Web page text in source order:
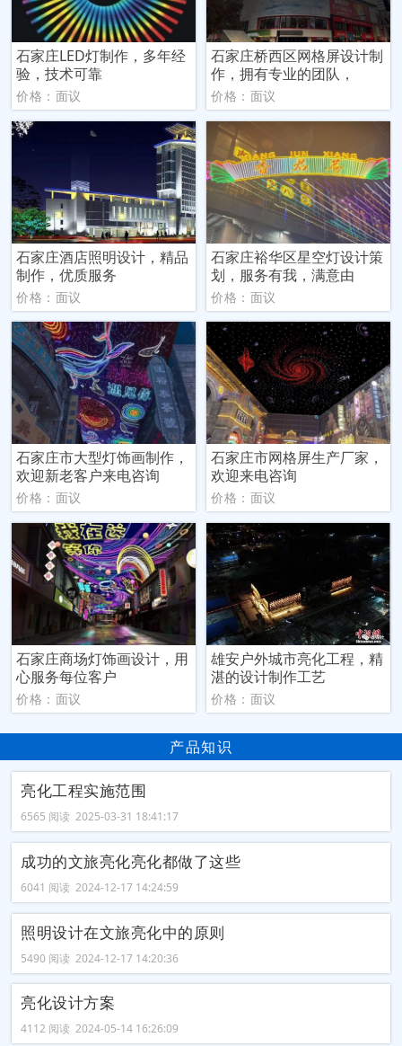
石家庄LED灯制作，多年经
验，技术可靠
价格：面议
石家庄桥西区网格屏设计制
作，拥有专业的团队，
价格：面议
石家庄酒店照明设计，精品
制作，优质服务
价格：面议
石家庄裕华区星空灯设计策
划，服务有我，满意由
价格：面议
石家庄市大型灯饰画制作，
欢迎新老客户来电咨询
价格：面议
石家庄市网格屏生产厂家，
欢迎来电咨询
价格：面议
石家庄商场灯饰画设计，用
心服务每位客户
价格：面议
雄安户外城市亮化工程，精
湛的设计制作工艺
价格：面议
产品知识
亮化工程实施范围
6565 阅读 2025-03-31 18:41:17
成功的文旅亮化亮化都做了这些
6041 阅读 2024-12-17 14:24:59
照明设计在文旅亮化中的原则
5490 阅读 2024-12-17 14:20:36
亮化设计方案
4112 阅读 2024-05-14 16:26:09